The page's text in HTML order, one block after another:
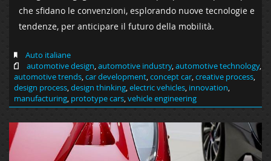
che sfidano le convenzioni, esplorando nuove tecnologie e
tendenze, per anticipare il futuro della mobilità.
Auto italiane
automotive design,automotive industry,automotive technology,
automotive trends,car development,concept car,creative process,
design process,design thinking,electric vehicles, innovation,
manufacturing, prototype cars,vehicle engineering